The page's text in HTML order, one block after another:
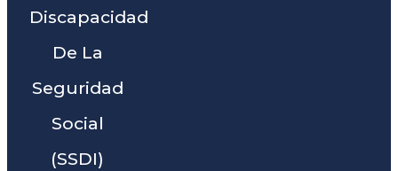
Discapacidad
De La
Seguridad
Social
(SSDI)